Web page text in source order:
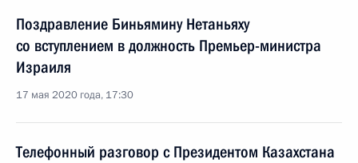
Поздравление Биньямину Нетаньяху
со вступлением в должность Премьер-министра
Израиля
17 мая 2020 года, 17:30
Телефонный разговор с Президентом Казахстана